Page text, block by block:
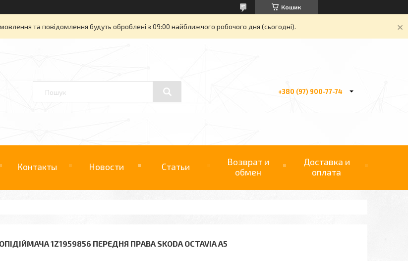
Кошик
та повідомлення будуть оброблені з 09:00 найближчого робочого дня (сьогодні).
+380 (97) 900-77-74
Контакты Новости Статьи
Возврат и
обмен
Доставка и
оплата
1Z1959856 ПЕРЕДНЯ ПРАВА SKODA OCTAVIA A5